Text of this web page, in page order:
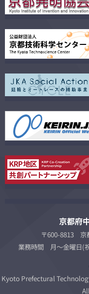
京都府
〒600-8813 京
業務時間 月～金曜日(
Kyoto Prefectural